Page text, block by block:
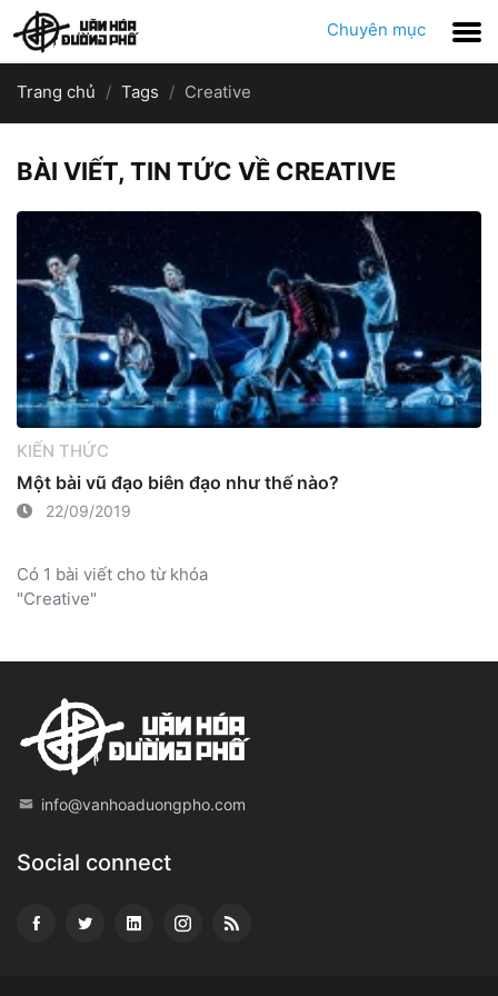
Chuyên mục
Trang chủ Tags Creative
BÀI VIẾT, TIN TỨC VỀ CREATIVE
KIẾN THỨC
Một bài vũ đạo biên đạo như thế nào?
22/09/2019
Có 1 bài viết cho từ khóa
"Creative"
info@vanhoaduongpho.com
Social connect